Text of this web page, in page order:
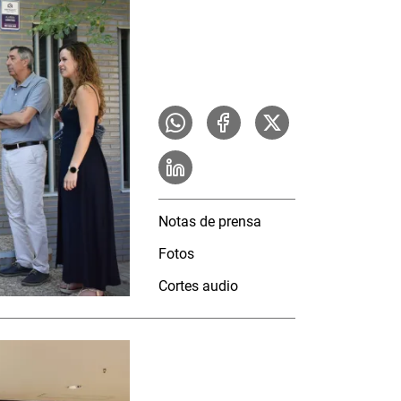
Notas de prensa
Fotos
Cortes audio